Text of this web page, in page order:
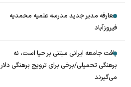
معارفه مدیر جدید مدرسه علمیه محمدیه
فیروزآباد
بافت جامعه ایرانی مبتنی بر حیا است، نه
برهنگی تحمیلی/برخی برای ترویج برهنگی دلار
می‌گیرند